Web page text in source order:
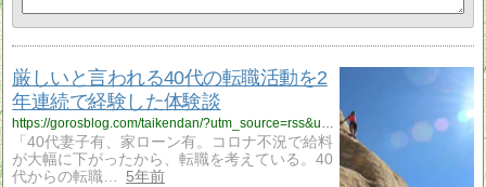
厳しいと言われる40代の転職活動を2
年連続で経験した体験談
https://gorosblog.com/taikendan/?utm_source=rss&utm_medium=rss&utm_campaign=taikendan
「40代妻子有、家ローン有。コロナ不況で給料
が大幅に下がったから、転職を考えている。40
代からの転職…
5年前